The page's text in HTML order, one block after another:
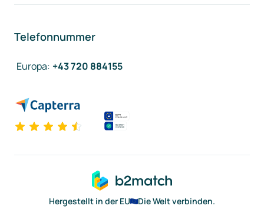
Telefonnummer
Europa: +43 720 884155
Hergestellt in der EU
Die Welt verbinden.